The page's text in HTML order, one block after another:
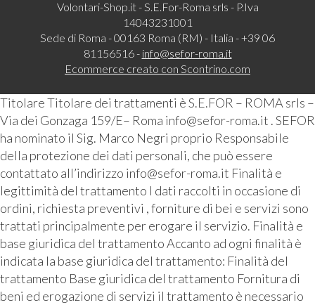
Volontari-Shop.it - S.E.For-Roma srls - P.Iva
14043231001
Sede di Roma - 00163 Roma (RM) - Italia - +39 06
81156516 - info@sefor-roma.it
Ecommerce creato con Scontrino.com
Titolare Titolare dei trattamenti è S.E.FOR – ROMA srls –
Via dei Gonzaga 159/E– Roma info@sefor-roma.it . SEFOR
ha nominato il Sig. Marco Negri proprio Responsabile
della protezione dei dati personali, che può essere
contattato all’indirizzo info@sefor-roma.it Finalità e
legittimità del trattamento I dati raccolti in occasione di
ordini, richiesta preventivi , forniture di bei e servizi sono
trattati principalmente per erogare il servizio. Finalità e
base giuridica del trattamento Accanto ad ogni finalità è
indicata la base giuridica del trattamento: Finalità del
trattamento Base giuridica del trattamento Fornitura di
beni ed erogazione di servizi il trattamento è necessario